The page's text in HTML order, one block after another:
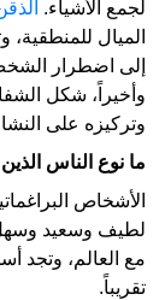
لجمع الأشياء.
الميال للمنطقية،
إلى اضطرار
وأخيراً، شكل
وتركيزه على
ما نوع الناس
الأشخاص
لطيف وسعيد وسهل
مع العالم، وتجد
تقريباً.